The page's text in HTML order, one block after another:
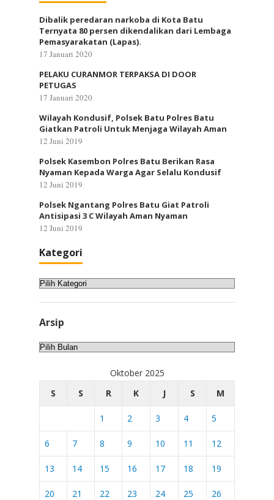
Dibalik peredaran narkoba di Kota Batu
Ternyata 80 persen dikendalikan dari Lembaga
Pemasyarakatan (Lapas).
17 Januari 2020
PELAKU CURANMOR TERPAKSA DI DOOR
PETUGAS
17 Januari 2020
Wilayah Kondusif, Polsek Batu Polres Batu
Giatkan Patroli Untuk Menjaga Wilayah Aman
12 Juni 2019
Polsek Kasembon Polres Batu Berikan Rasa
Nyaman Kepada Warga Agar Selalu Kondusif
12 Juni 2019
Polsek Ngantang Polres Batu Giat Patroli
Antisipasi 3 C Wilayah Aman Nyaman
12 Juni 2019
Kategori
Kategori
Arsip
Arsip
Oktober 2025
S
S R K J S M
1 2 3 4 5
6 7 8 9 10 11 12
13 14 15 16 17 18 19
20 21 22 23 24 25 26